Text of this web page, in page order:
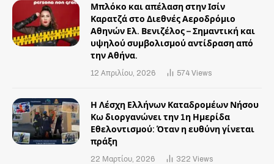
Μπλόκο και απέλαση στην Ισίν
Καρατζά στο Διεθνές Αεροδρόμιο
Αθηνών Ελ. Βενιζέλος – Σημαντική και
υψηλού συμβολισμού αντίδραση από
την Αθήνα.
12 Απριλίου, 2026 574 Views
Η Λέσχη Ελλήνων Καταδρομέων Νήσου
Κω διοργανώνει την 1η Ημερίδα
Εθελοντισμού: Όταν η ευθύνη γίνεται
πράξη
22 Μαρτίου, 2026 322 Views